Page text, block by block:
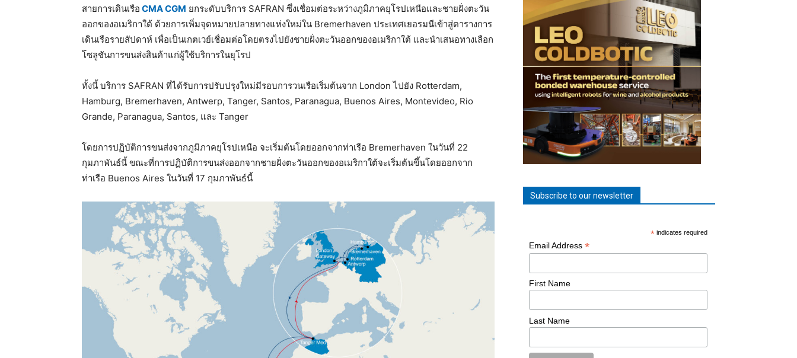
สายการเดินเรือ CMA CGM ยกระดับบริการ SAFRAN ซึ่งเชื่อมต่อระหว่างภูมิภาคยุโรปเหนือและชายฝั่งตะวัน
ออกของอเมริกาใต้ ด้วยการเพิ่มจุดหมายปลายทางแห่งใหม่ใน Bremerhaven ประเทศเยอรมนีเข้าสู่ตารางการ
เดินเรือรายสัปดาห์ เพื่อเป็นเกตเวย์เชื่อมต่อโดยตรงไปยังชายฝั่งตะวันออกของอเมริกาใต้ และนำเสนอทางเลือก
โซลูชันการขนส่งสินค้าแก่ผู้ใช้บริการในยุโรป
ทั้งนี้ บริการ SAFRAN ที่ได้รับการปรับปรุงใหม่มีรอบการวนเรือเริ่มต้นจาก London ไปยัง Rotterdam,
Hamburg, Bremerhaven, Antwerp, Tanger, Santos, Paranagua, Buenos Aires, Montevideo, Rio
Grande, Paranagua, Santos, และ Tanger
โดยการปฏิบัติการขนส่งจากภูมิภาคยุโรปเหนือ จะเริ่มต้นโดยออกจากท่าเรือ Bremerhaven ในวันที่ 22
กุมภาพันธ์นี้ ขณะที่การปฏิบัติการขนส่งออกจากชายฝั่งตะวันออกของอเมริกาใต้จะเริ่มต้นขึ้นโดยออกจาก
ท่าเรือ Buenos Aires ในวันที่ 17 กุมภาพันธ์นี้
Subscribe to our newsletter
* indicates required
Email Address *
First Name
Last Name